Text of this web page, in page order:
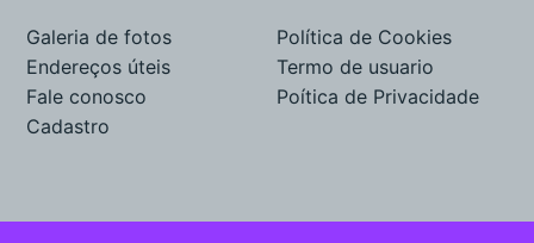
Galeria de fotos
Endereços úteis
Fale conosco
Cadastro
Política de Cookies
Termo de usuario
Poítica de Privacidade